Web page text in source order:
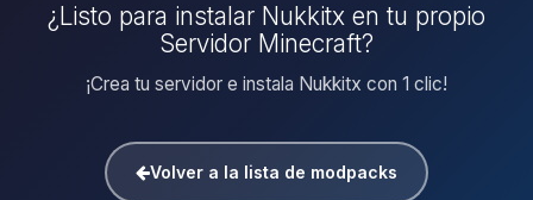
¿Listo para instalar Nukkitx en tu propio
Servidor Minecraft?
¡Crea tu servidor e instala Nukkitx con 1 clic!
Volver a la lista de modpacks